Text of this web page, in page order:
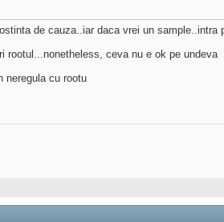
de cauza..iar daca vrei un
rootul...nonetheless, ceva nu e ok pe undeva
neregula cu rootu